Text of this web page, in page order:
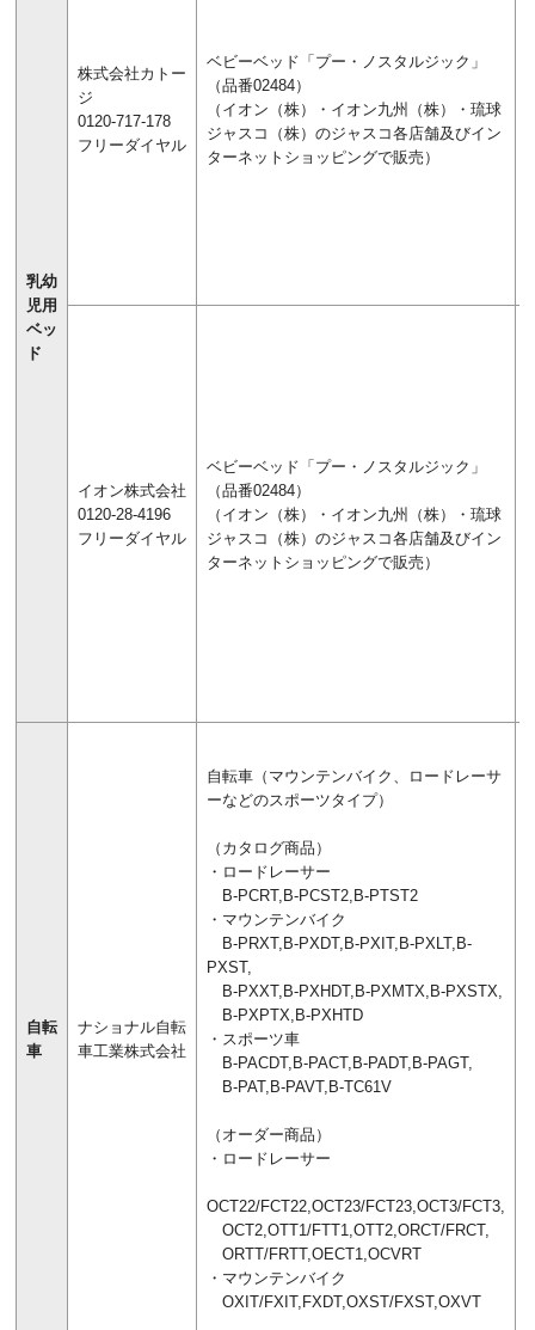
乳幼
児用
ベッ
ド
株式会社カトー
ジ
0120-717-178
フリーダイヤル
ベビーベッド「プー・ノスタルジック」
（品番02484）
（イオン（株）・イオン九州（株）・琉球
ジャスコ（株）のジャスコ各店舗及びイン
ターネットショッピングで販売）
イオン株式会社
0120-28-4196
フリーダイヤル
ベビーベッド「プー・ノスタルジック」
（品番02484）
（イオン（株）・イオン九州（株）・琉球
ジャスコ（株）のジャスコ各店舗及びイン
ターネットショッピングで販売）
自転
車
ナショナル自転
車工業株式会社
自転車（マウンテンバイク、ロードレーサ
ーなどのスポーツタイプ）
（カタログ商品）
・ロードレーサー
B-PCRT,B-PCST2,B-PTST2
・マウンテンバイク
B-PRXT,B-PXDT,B-PXIT,B-PXLT,B-
PXST,
B-PXXT,B-PXHDT,B-PXMTX,B-PXSTX,
B-PXPTX,B-PXHTD
・スポーツ車
B-PACDT,B-PACT,B-PADT,B-PAGT,
B-PAT,B-PAVT,B-TC61V
（オーダー商品）
・ロードレーサー
OCT22/FCT22,OCT23/FCT23,OCT3/FCT3,
OCT2,OTT1/FTT1,OTT2,ORCT/FRCT,
ORTT/FRTT,OECT1,OCVRT
・マウンテンバイク
OXIT/FXIT,FXDT,OXST/FXST,OXVT